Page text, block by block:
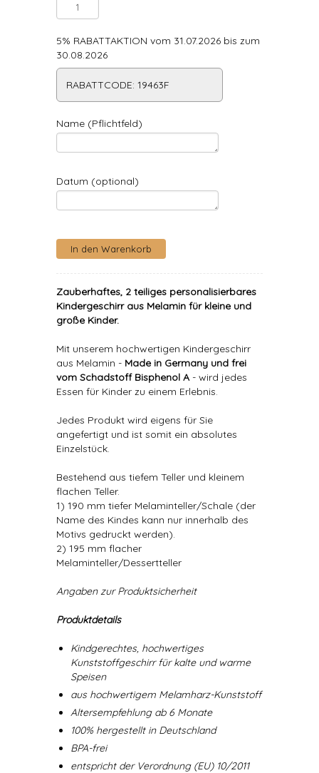
5% RABATTAKTION vom 31.07.2026 bis zum
30.08.2026
RABATTCODE: 19463F
Name (Pflichtfeld)
Datum (optional)
Zauberhaftes, 2 teiliges personalisierbares
Kindergeschirr aus Melamin für kleine und
große Kinder.
Mit unserem hochwertigen Kindergeschirr
aus Melamin - Made in Germany und frei
vom Schadstoff Bisphenol A- wird jedes
Essen für Kinder zu einem Erlebnis.
Jedes Produkt wird eigens für Sie
angefertigt und ist somit ein absolutes
Einzelstück.
Bestehend aus tiefem Teller und kleinem
flachen Teller.
1) 190 mm tiefer Melaminteller/Schale (der
Name des Kindes kann nur innerhalb des
Motivs gedruckt werden).
2) 195 mm flacher
Melaminteller/Dessertteller
Angaben zur Produktsicherheit
Produktdetails
Kindgerechtes, hochwertiges
Kunststoffgeschirr für kalte und warme
Speisen
aus hochwertigem Melamharz-Kunststoff
Altersempfehlung ab 6 Monate
100% hergestellt in Deutschland
BPA-frei
entspricht der Verordnung (EU) 10/2011